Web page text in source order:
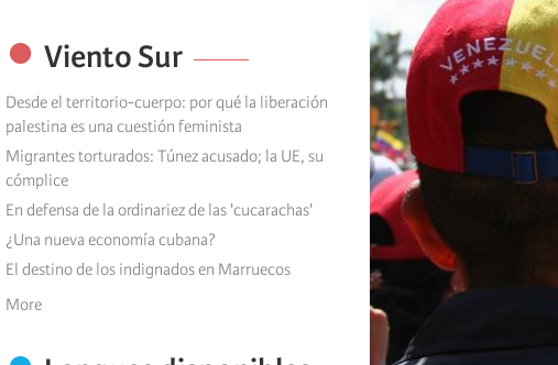
Viento Sur
Desde el territorio-cuerpo: por qué la liberación
palestina es una cuestión feminista
Migrantes torturados: Túnez acusado; la UE, su
cómplice
En defensa de la ordinariez de las 'cucarachas'
¿Una nueva economía cubana?
El destino de los indignados en Marruecos
More